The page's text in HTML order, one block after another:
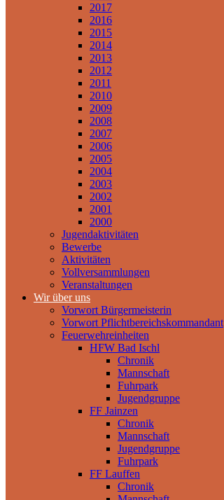
2017
2016
2015
2014
2013
2012
2011
2010
2009
2008
2007
2006
2005
2004
2003
2002
2001
2000
Jugendaktivitäten
Bewerbe
Aktivitäten
Vollversammlungen
Veranstaltungen
Wir über uns
Vorwort Bürgermeisterin
Vorwort Pflichtbereichskommandant
Feuerwehreinheiten
HFW Bad Ischl
Chronik
Mannschaft
Fuhrpark
Jugendgruppe
FF Jainzen
Chronik
Mannschaft
Jugendgruppe
Fuhrpark
FF Lauffen
Chronik